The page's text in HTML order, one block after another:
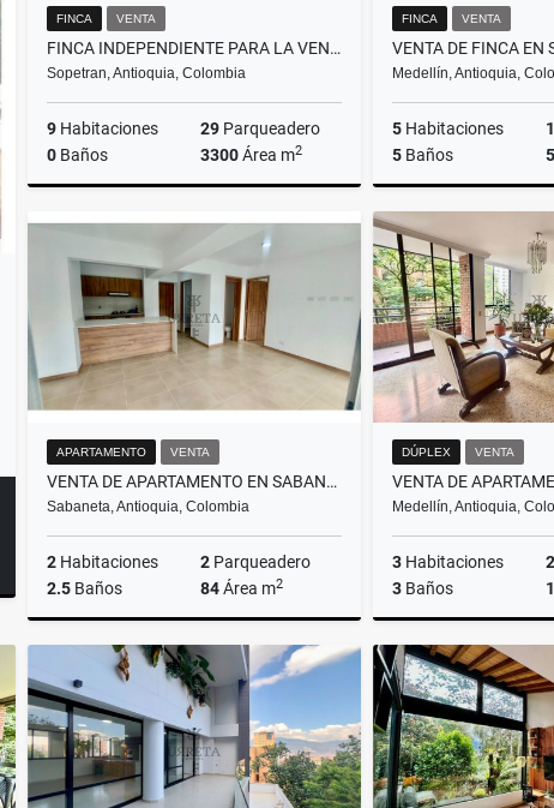
FINCA VENTA
FINCA INDEPENDIENTE PARA LA VENTA EN SOPETRAN, ANTIOQUIA
Sopetran, Antioquia, Colombia
9 Habitaciones 29 Parqueadero
0 Baños 3300Área m2
Venta
$2.200.000.000
FINCA VENTA
Medellín, Antioquia,
5 Habitaciones
5 Baños
APARTAMENTO VENTA
VENTA DE APARTAMENTO EN SABANETA, SECTOR TRES ESQUINAS
Sabaneta, Antioquia, Colombia
2 Habitaciones 2 Parqueadero
2.5 Baños 84Área m2
Venta
$690.000.000
DÚPLEX VENTA
Medellín, Antioquia,
3 Habitaciones 2
3 Baños